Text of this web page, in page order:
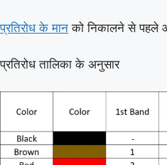
प्रतिरोध के मान को निकालने से पहले
प्रतिरोध तालिका के अनुसार